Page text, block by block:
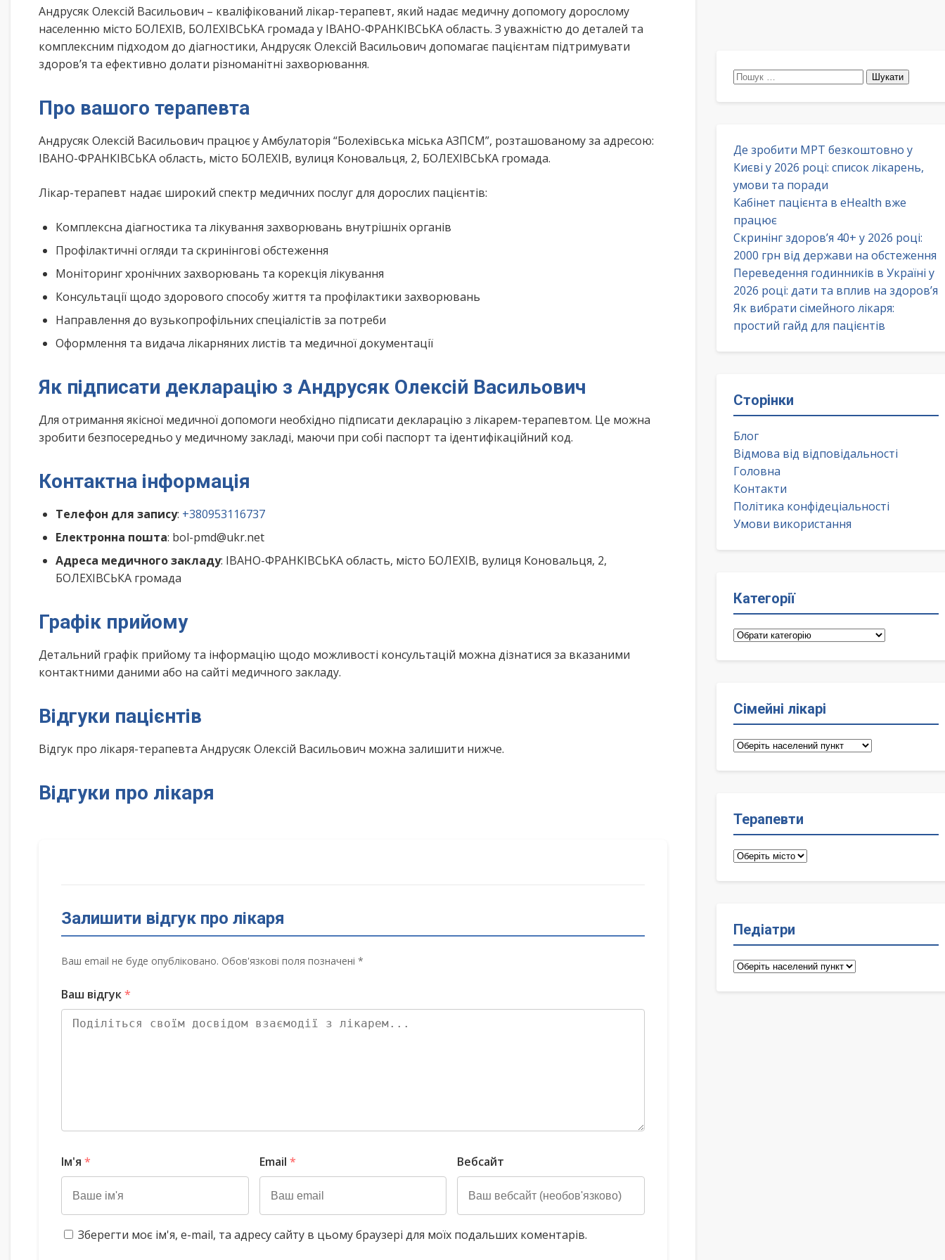
Андрусяк Олексій Васильович – кваліфікований лікар-терапевт, який надає медичну допомогу дорослому
населенню місто БОЛЕХІВ, БОЛЕХІВСЬКА громада у ІВАНО-ФРАНКІВСЬКА область. З уважністю до деталей та
комплексним підходом до діагностики, Андрусяк Олексій Васильович допомагає пацієнтам підтримувати
здоров’я та ефективно долати різноманітні захворювання.
Про вашого терапевта
Андрусяк Олексій Васильович працює у Амбулаторія “Болехівська міська АЗПСМ”, розташованому за адресою:
ІВАНО-ФРАНКІВСЬКА область, місто БОЛЕХІВ, вулиця Коновальця, 2, БОЛЕХІВСЬКА громада.
Лікар-терапевт надає широкий спектр медичних послуг для дорослих пацієнтів:
Комплексна діагностика та лікування захворювань внутрішніх органів
Профілактичні огляди та скринінгові обстеження
Моніторинг хронічних захворювань та корекція лікування
Консультації щодо здорового способу життя та профілактики захворювань
Направлення до вузькопрофільних спеціалістів за потреби
Оформлення та видача лікарняних листів та медичної документації
Як підписати декларацію з Андрусяк Олексій Васильович
Для отримання якісної медичної допомоги необхідно підписати декларацію з лікарем-терапевтом. Це можна
зробити безпосередньо у медичному закладі, маючи при собі паспорт та ідентифікаційний код.
Контактна інформація
Телефон для запису: +380953116737
Електронна пошта: bol-pmd@ukr.net
Адреса медичного закладу: ІВАНО-ФРАНКІВСЬКА область, місто БОЛЕХІВ, вулиця Коновальця, 2,
БОЛЕХІВСЬКА громада
Графік прийому
Детальний графік прийому та інформацію щодо можливості консультацій можна дізнатися за вказаними
контактними даними або на сайті медичного закладу.
Відгуки пацієнтів
Відгук про лікаря-терапевта Андрусяк Олексій Васильович можна залишити нижче.
Відгуки про лікаря
Залишити відгук про лікаря
Ваш email не буде опубліковано. Обов'язкові поля позначені *
Ваш відгук*
Ім'я * Email * Вебсайт
Зберегти моє ім'я, e-mail, та адресу сайту в цьому браузері для моїх подальших коментарів.
Пошук:
Де зробити МРТ безкоштовно у
Києві у 2026 році: список лікарень,
умови та поради
Кабінет пацієнта в eHealth вже
працює
Скринінг здоров’я 40+ у 2026 році:
2000 грн від держави на обстеження
Переведення годинників в Україні у
2026 році: дати та вплив на здоров’я
Як вибрати сімейного лікаря:
простий гайд для пацієнтів
Сторінки
Блог
Відмова від відповідальності
Головна
Контакти
Політика конфідеціальності
Умови використання
Категорії
Категорії
Сімейні лікарі
Сімейні
Терапевти
Терапевти
Педіатри
Педіатри